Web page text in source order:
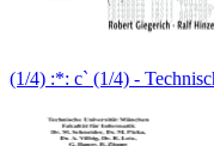
(1/4) :*: c` (1/4) -